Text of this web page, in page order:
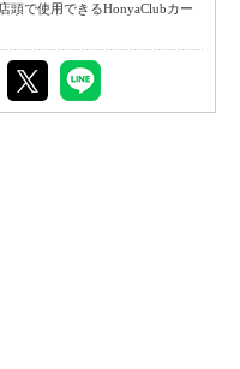
頭で使用できるHonyaClubカー